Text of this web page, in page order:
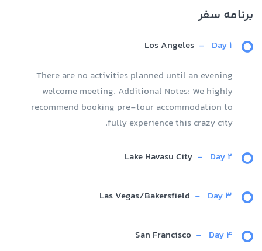
برنامه سفر
Day 1
-
Los Angeles
There are no activities planned until an evening
welcome meeting. Additional Notes: We highly
recommend booking pre-tour accommodation to
fully experience this crazy city.
Day 2
-
Lake Havasu City
Day 3
-
Las Vegas/Bakersfield
Day 4
-
San Francisco